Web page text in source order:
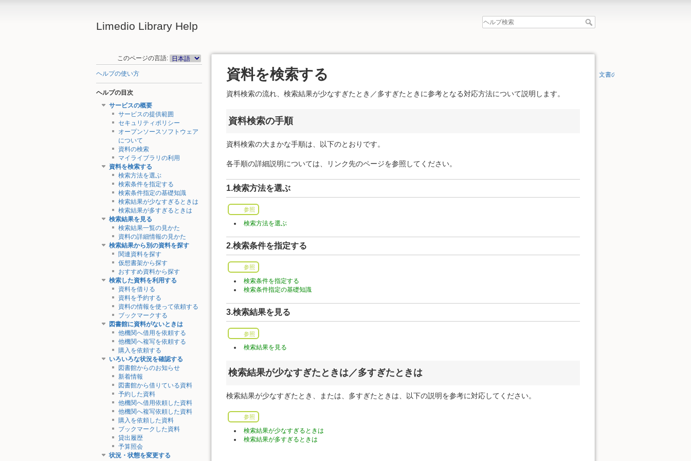
Limedio Library Help
このページの言語:
ヘルプの使い方
ヘルプの目次
サービスの概要
サービスの提供範囲
セキュリティポリシー
オープンソースソフトウェア
について
資料の検索
マイライブラリの利用
資料を検索する
検索方法を選ぶ
検索条件を指定する
検索条件指定の基礎知識
検索結果が少なすぎるときは
検索結果が多すぎるときは
検索結果を見る
検索結果一覧の見かた
資料の詳細情報の見かた
検索結果から別の資料を探す
関連資料を探す
仮想書架から探す
おすすめ資料から探す
検索した資料を利用する
資料を借りる
資料を予約する
資料の情報を使って依頼する
ブックマークする
図書館に資料がないときは
他機関へ借用を依頼する
他機関へ複写を依頼する
購入を依頼する
いろいろな状況を確認する
図書館からのお知らせ
新着情報
図書館から借りている資料
予約した資料
他機関へ借用依頼した資料
他機関へ複写依頼した資料
購入を依頼した資料
ブックマークした資料
貸出履歴
予算照会
状況・状態を変更する
資料を検索する
資料検索の流れ、検索結果が少なすぎたとき／多すぎたときに参考となる対応方法について説明します。
資料検索の手順
資料検索の大まかな手順は、以下のとおりです。
各手順の詳細説明については、リンク先のページを参照してください。
1.検索方法を選ぶ
参照
検索方法を選ぶ
2.検索条件を指定する
参照
検索条件を指定する
検索条件指定の基礎知識
3.検索結果を見る
参照
検索結果を見る
検索結果が少なすぎたときは／多すぎたときは
検索結果が少なすぎたとき、または、多すぎたときは、以下の説明を参考に対応してください。
参照
検索結果が少なすぎるときは
検索結果が多すぎるときは
文書の先頭へ